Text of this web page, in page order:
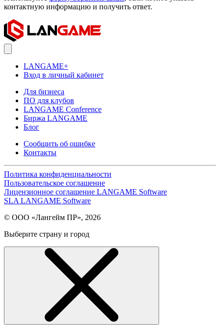
контактную информацию и получить ответ.
LANGAME+
Вход в личный кабинет
Для бизнеса
ПО для клубов
LANGAME Conference
Биржа LANGAME
Блог
Сообщить об ошибке
Контакты
Политика конфиденциальности
Пользовательское соглашение
Лицензионное соглашение LANGAME Software
SLA LANGAME Software
© ООО «Лангейм ПР», 2026
Выберите страну и город